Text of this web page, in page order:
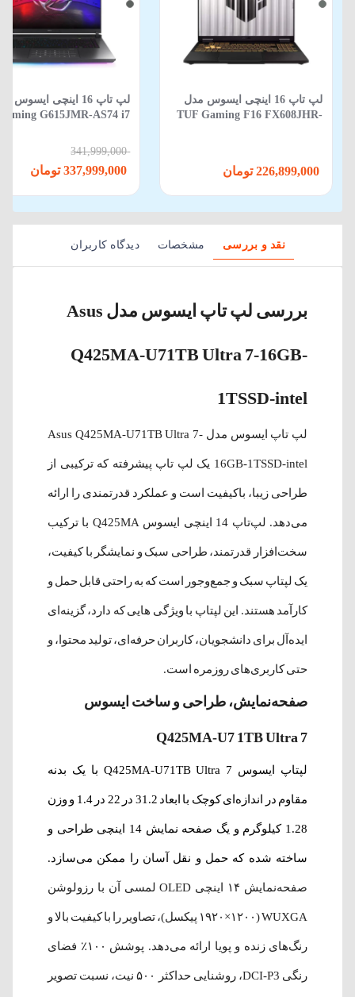
لپ تاپ 16 اینچی ایسوس مدل
TUF Gaming F16 FX608JHR-
لپ‌ تاپ 16 اینچی ایسوس
G615JMR-AS74 i7
RTX5060-WIN 11
341,999,000
نقد و بررسی مشخصات دیدگاه کاربران
بررسی لپ‌ تاپ ایسوس مدل Asus
Q425MA-U71TB Ultra 7-16GB-
1TSSD-intel
لپ‌ تاپ ایسوس مدل Asus Q425MA-U71TB Ultra 7-
16GB-1TSSD-intel یک لپ تاپ پیشرفته که ترکیبی از
طراحی زیبا، باکیفیت است و عملکرد قدرتمندی را ارائه
می‌دهد. لپ‌تاپ 14 اینچی ایسوس Q425MA با ترکیب
سخت‌افزار قدرتمند، طراحی سبک و نمایشگر با کیفیت،
یک لپتاپ سبک و جمع‌و‌جور است که به راحتی قابل حمل و
کارآمد هستند. این لپتاپ با ویژگی هایی که دارد، گزینه‌ای
ایده‌آل برای دانشجویان، کاربران حرفه‌ای، تولید محتوا، و
حتی کاربری‌های روزمره است.
صفحه‌نمایش، طراحی و ساخت ایسوس
Q425MA-U7 1TB Ultra 7
لپتاپ ایسوس Q425MA-U71TB Ultra 7 با یک بدنه
مقاوم در اندازه‌ای کوچک با ابعاد 31.2 در 22 در 1.4 و وزن
1.28 کیلوگرم و یگ صفحه نمایش 14 اینچی طراحی و
ساخته شده که حمل و نقل آسان را ممکن می‌سازد.
صفحه‌نمایش ۱۴ اینچی OLED لمسی آن با رزولوشن
WUXGA (۱۹۲۰×۱۲۰۰ پیکسل)، تصاویر را با کیفیت بالا و
رنگ‌های زنده و پویا ارائه می‌دهد. پوشش ۱۰۰٪ فضای
رنگی DCI-P3، روشنایی حداکثر ۵۰۰ نیت، نسبت تصویر